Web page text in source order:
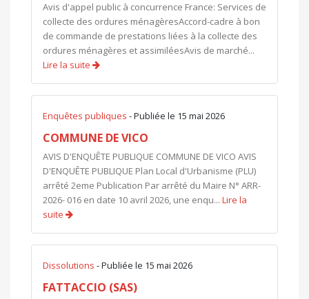
Avis d'appel public à concurrence France: Services de
collecte des ordures ménagèresAccord-cadre à bon
de commande de prestations liées à la collecte des
ordures ménagères et assimiléesAvis de marché...
Lire la suite
Enquêtes publiques - Publiée le 15 mai 2026
COMMUNE DE VICO
AVIS D'ENQUÊTE PUBLIQUE COMMUNE DE VICO AVIS
D'ENQUÊTE PUBLIQUE Plan Local d'Urbanisme (PLU)
arrêté 2eme Publication Par arrêté du Maire N° ARR-
2026- 016 en date 10 avril 2026, une enqu... Lire la
suite
Dissolutions - Publiée le 15 mai 2026
FATTACCIO (SAS)